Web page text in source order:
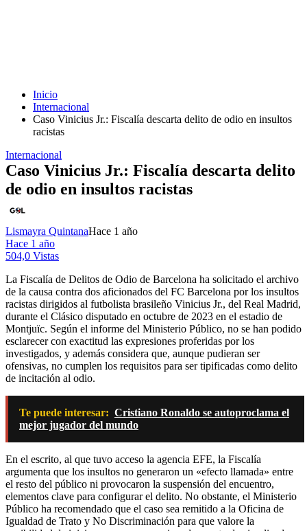
Inicio
Internacional
Caso Vinicius Jr.: Fiscalía descarta delito de odio en insultos
racistas
Internacional
Caso Vinicius Jr.: Fiscalía descarta delito
de odio en insultos racistas
Lismayra QuintanaHace 1 año
Hace 1 año
504,0 Vistas
La Fiscalía de Delitos de Odio de Barcelona ha solicitado el archivo
de la causa contra dos aficionados del FC Barcelona por los insultos
racistas dirigidos al futbolista brasileño Vinicius Jr., del Real Madrid,
durante el Clásico disputado en octubre de 2023 en el estadio de
Montjuïc. Según el informe del Ministerio Público, no se han podido
esclarecer con exactitud las expresiones proferidas por los
investigados, y además considera que, aunque pudieran ser
ofensivas, no cumplen los requisitos para ser tipificadas como delito
de incitación al odio.
Te puede interesar: Cristiano Ronaldo se autoproclama el
mejor jugador del mundo
En el escrito, al que tuvo acceso la agencia EFE, la Fiscalía
argumenta que los insultos no generaron un «efecto llamada» entre
el resto del público ni provocaron la suspensión del encuentro,
elementos clave para configurar el delito. No obstante, el Ministerio
Público ha recomendado que el caso sea remitido a la Oficina de
Igualdad de Trato y No Discriminación para que valore la